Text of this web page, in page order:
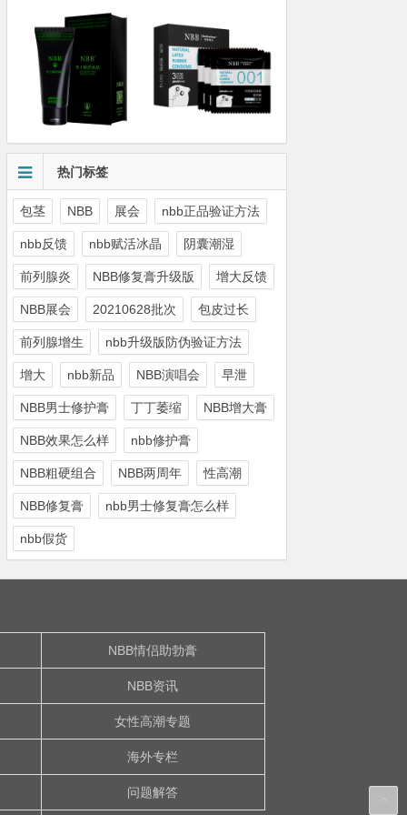
热门标签
包茎 NBB 展会 nbb正品验证方法
nbb反馈 nbb赋活冰晶 阴囊潮湿
前列腺炎 NBB修复膏升级版 增大反馈
NBB展会 20210628批次 包皮过长
前列腺增生 nbb升级版防伪验证方法
增大 nbb新品 NBB演唱会 早泄
NBB男士修护膏 丁丁萎缩 NBB增大膏
NBB效果怎么样 nbb修护膏
NBB粗硬组合 NBB两周年 性高潮
NBB修复膏 nbb男士修复膏怎么样
nbb假货
NBB情侣助勃膏
NBB资讯
女性高潮专题
海外专栏
问题解答